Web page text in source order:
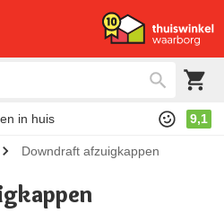
in huis 9,1
Downdraft afzuigkappen